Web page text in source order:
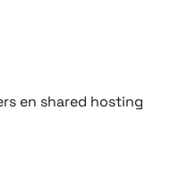
en shared hosting